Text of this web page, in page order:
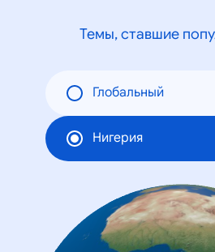
Темы, ставшие
Глобальный
Нигерия